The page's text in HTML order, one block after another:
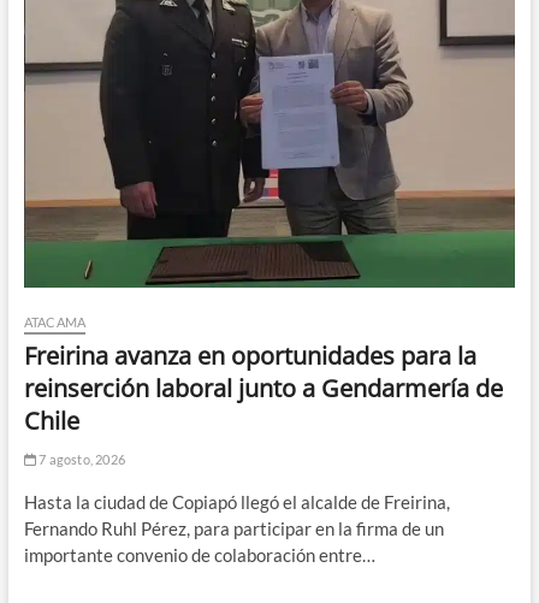
ATACAMA
Freirina avanza en oportunidades para la
reinserción laboral junto a Gendarmería de
Chile
7 agosto, 2026
Hasta la ciudad de Copiapó llegó el alcalde de Freirina,
Fernando Ruhl Pérez, para participar en la firma de un
importante convenio de colaboración entre…